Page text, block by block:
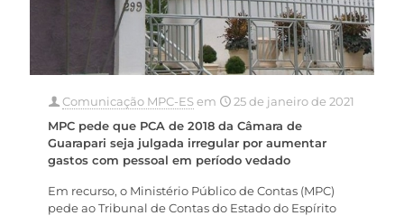
Comunicação MPC-ESem
25 de janeiro de 2021
MPC pede que PCA de 2018 da Câmara de
Guarapari seja julgada irregular por aumentar
gastos com pessoal em período vedado
Em recurso, o Ministério Público de Contas (MPC)
pede ao Tribunal de Contas do Estado do Espírito